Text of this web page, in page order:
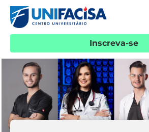
Inscreva-se